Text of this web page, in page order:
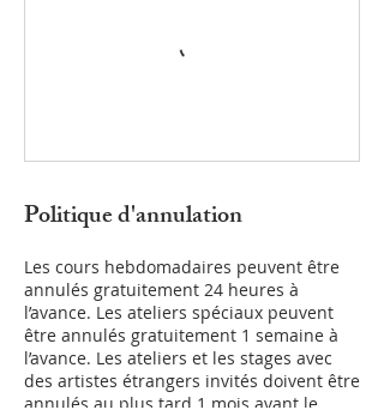
Politique d'annulation
Les cours hebdomadaires peuvent être
annulés gratuitement 24 heures à
l’avance. Les ateliers spéciaux peuvent
être annulés gratuitement 1 semaine à
l’avance. Les ateliers et les stages avec
des artistes étrangers invités doivent être
annulés au plus tard 1 mois avant le